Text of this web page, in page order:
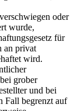
oder
wurde,
für
an privat
wird.
grober
und bei
Fall begrenzt auf